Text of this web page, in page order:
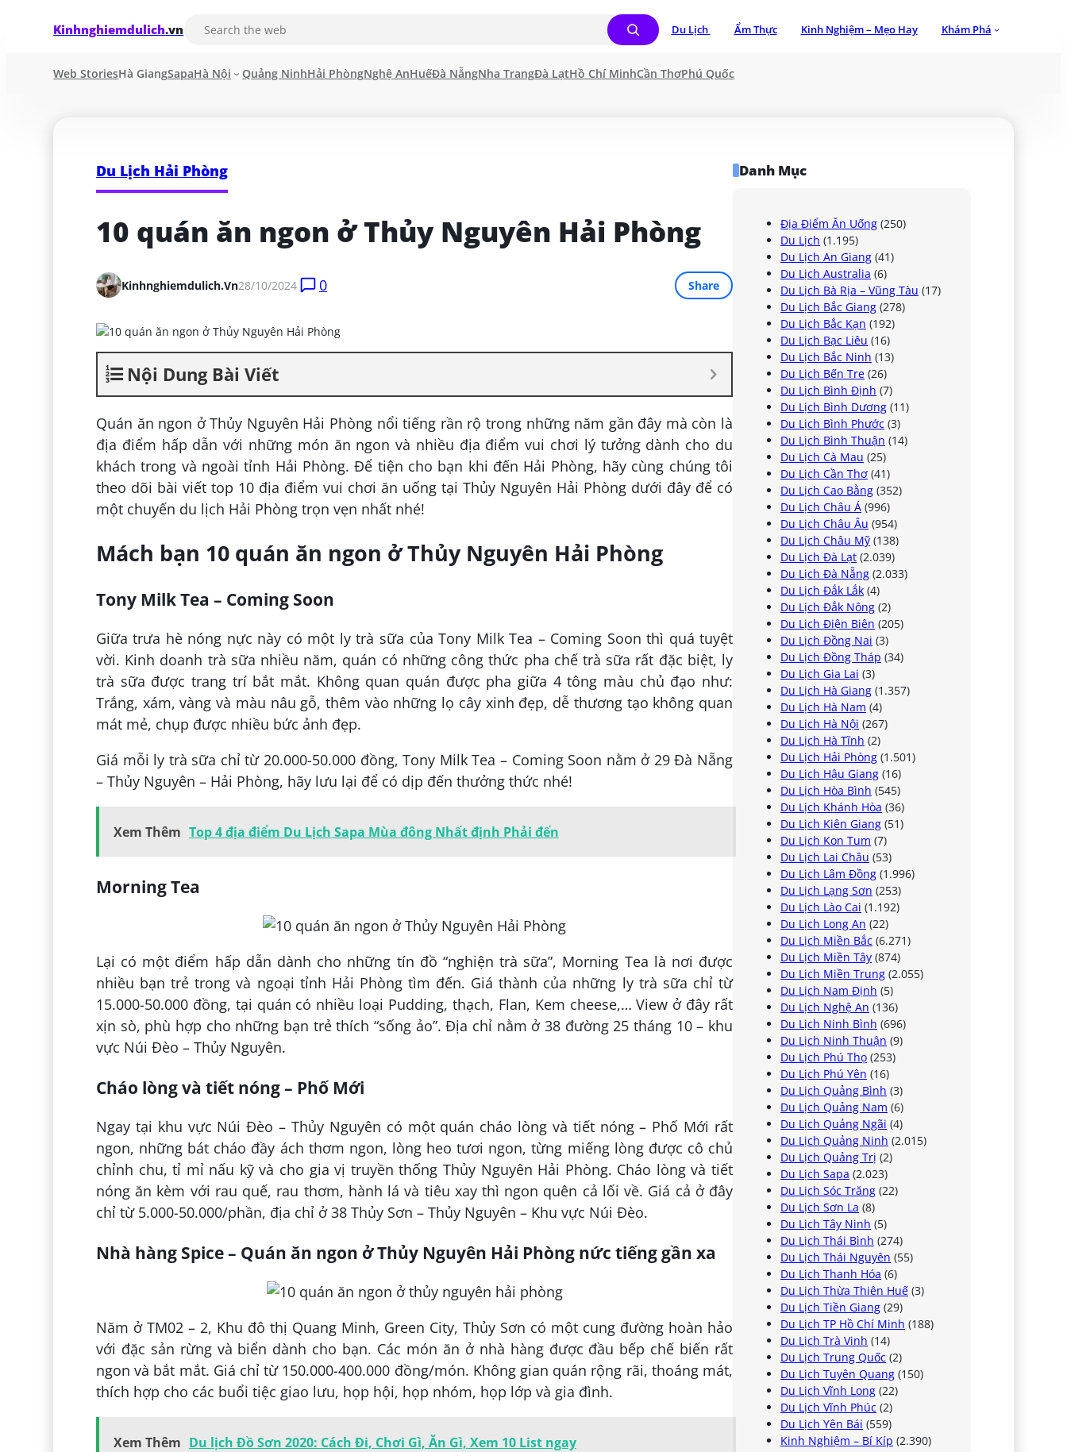
Kinhnghiemdulich.vn Du Lịch Ẩm Thực Kinh Nghiệm – Mẹo Hay Khám Phá
Web StoriesHà GiangSapaHà Nội Quảng NinhHải PhòngNghệ AnHuếĐà NẵngNha TrangĐà LạtHồ Chí MinhCần ThơPhú Quốc
Du Lịch Hải Phòng
10 quán ăn ngon ở Thủy Nguyên Hải Phòng
Kinhnghiemdulich.vn28/10/2024 0 Share
Nội Dung Bài Viết
Quán ăn ngon ở Thủy Nguyên Hải Phòng nổi tiếng rần rộ trong những năm gần đây mà còn là
địa điểm hấp dẫn với những món ăn ngon và nhiều địa điểm vui chơi lý tưởng dành cho du
khách trong và ngoài tỉnh Hải Phòng. Để tiện cho bạn khi đến Hải Phòng, hãy cùng chúng tôi
theo dõi bài viết top 10 địa điểm vui chơi ăn uống tại Thủy Nguyên Hải Phòng dưới đây để có
một chuyến du lịch Hải Phòng trọn vẹn nhất nhé!
Mách bạn 10 quán ăn ngon ở Thủy Nguyên Hải Phòng
Tony Milk Tea – Coming Soon
Giữa trưa hè nóng nực này có một ly trà sữa của Tony Milk Tea – Coming Soon thì quá tuyệt
vời. Kinh doanh trà sữa nhiều năm, quán có những công thức pha chế trà sữa rất đặc biệt, ly
trà sữa được trang trí bắt mắt. Không quan quán được pha giữa 4 tông màu chủ đạo như:
Trắng, xám, vàng và màu nâu gỗ, thêm vào những lọ cây xinh đẹp, dễ thương tạo không quan
mát mẻ, chụp được nhiều bức ảnh đẹp.
Giá mỗi ly trà sữa chỉ từ 20.000-50.000 đồng, Tony Milk Tea – Coming Soon nằm ở 29 Đà Nẵng
– Thủy Nguyên – Hải Phòng, hãy lưu lại để có dịp đến thưởng thức nhé!
Xem Thêm Top 4 địa điểm Du Lịch Sapa Mùa đông Nhất định Phải đến
Morning Tea
Lại có một điểm hấp dẫn dành cho những tín đồ “nghiện trà sữa”, Morning Tea là nơi được
nhiều bạn trẻ trong và ngoại tỉnh Hải Phòng tìm đến. Giá thành của những ly trà sữa chỉ từ
15.000-50.000 đồng, tại quán có nhiều loại Pudding, thạch, Flan, Kem cheese,… View ở đây rất
xịn sò, phù hợp cho những bạn trẻ thích “sống ảo”. Địa chỉ nằm ở 38 đường 25 tháng 10 – khu
vực Núi Đèo – Thủy Nguyên.
Cháo lòng và tiết nóng – Phố Mới
Ngay tại khu vực Núi Đèo – Thủy Nguyên có một quán cháo lòng và tiết nóng – Phố Mới rất
ngon, những bát cháo đầy ách thơm ngon, lòng heo tươi ngon, từng miếng lòng được cô chủ
chỉnh chu, tỉ mỉ nấu kỹ và cho gia vị truyền thống Thủy Nguyên Hải Phòng. Cháo lòng và tiết
nóng ăn kèm với rau quế, rau thơm, hành lá và tiêu xay thì ngon quên cả lối về. Giá cả ở đây
chỉ từ 5.000-50.000/phần, địa chỉ ở 38 Thủy Sơn – Thủy Nguyên – Khu vực Núi Đèo.
Nhà hàng Spice – Quán ăn ngon ở Thủy Nguyên Hải Phòng nức tiếng gần xa
Năm ở TM02 – 2, Khu đô thị Quang Minh, Green City, Thủy Sơn có một cung đường hoàn hảo
với đặc sản rừng và biển dành cho bạn. Các món ăn ở nhà hàng được đầu bếp chế biến rất
ngon và bắt mắt. Giá chỉ từ 150.000-400.000 đồng/món. Không gian quán rộng rãi, thoáng mát,
thích hợp cho các buổi tiệc giao lưu, họp hội, họp nhóm, họp lớp và gia đình.
Xem Thêm Du lịch Đồ Sơn 2020: Cách Đi, Chơi Gì, Ăn Gì, Xem 10 List ngay
Danh Mục
Địa Điểm Ăn Uống (250)
Du Lịch (1.195)
Du Lịch An Giang (41)
Du Lịch Australia (6)
Du Lịch Bà Rịa – Vũng Tàu (17)
Du Lịch Bắc Giang (278)
Du Lịch Bắc Kạn (192)
Du Lịch Bạc Liêu (16)
Du Lịch Bắc Ninh (13)
Du Lịch Bến Tre (26)
Du Lịch Bình Định (7)
Du Lịch Bình Dương (11)
Du Lịch Bình Phước (3)
Du Lịch Bình Thuận (14)
Du Lịch Cà Mau (25)
Du Lịch Cần Thơ (41)
Du Lịch Cao Bằng (352)
Du Lịch Châu Á (996)
Du Lịch Châu Âu (954)
Du Lịch Châu Mỹ (138)
Du Lịch Đà Lạt (2.039)
Du Lịch Đà Nẵng (2.033)
Du Lịch Đắk Lắk (4)
Du Lịch Đắk Nông (2)
Du Lịch Điện Biên (205)
Du Lịch Đồng Nai (3)
Du Lịch Đồng Tháp (34)
Du Lịch Gia Lai (3)
Du Lịch Hà Giang (1.357)
Du Lịch Hà Nam (4)
Du Lịch Hà Nội (267)
Du Lịch Hà Tĩnh (2)
Du Lịch Hải Phòng (1.501)
Du Lịch Hậu Giang (16)
Du Lịch Hòa Bình (545)
Du Lịch Khánh Hòa (36)
Du Lịch Kiên Giang (51)
Du Lịch Kon Tum (7)
Du Lịch Lai Châu (53)
Du Lịch Lâm Đồng (1.996)
Du Lịch Lạng Sơn (253)
Du Lịch Lào Cai (1.192)
Du Lịch Long An (22)
Du Lịch Miền Bắc (6.271)
Du Lịch Miền Tây (874)
Du Lịch Miền Trung (2.055)
Du Lịch Nam Định (5)
Du Lịch Nghệ An (136)
Du Lịch Ninh Bình (696)
Du Lịch Ninh Thuận (9)
Du Lịch Phú Thọ (253)
Du Lịch Phú Yên (16)
Du Lịch Quảng Bình (3)
Du Lịch Quảng Nam (6)
Du Lịch Quảng Ngãi (4)
Du Lịch Quảng Ninh (2.015)
Du Lịch Quảng Trị (2)
Du Lịch Sapa (2.023)
Du Lịch Sóc Trăng (22)
Du Lịch Sơn La (8)
Du Lịch Tây Ninh (5)
Du Lịch Thái Bình (274)
Du Lịch Thái Nguyên (55)
Du Lịch Thanh Hóa (6)
Du Lịch Thừa Thiên Huế (3)
Du Lịch Tiền Giang (29)
Du Lịch TP Hồ Chí Minh (188)
Du Lịch Trà Vinh (14)
Du Lịch Trung Quốc (2)
Du Lịch Tuyên Quang (150)
Du Lịch Vĩnh Long (22)
Du Lịch Vĩnh Phúc (2)
Du Lịch Yên Bái (559)
Kinh Nghiệm – Bí Kíp (2.390)